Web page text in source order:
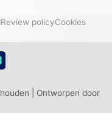
Review policyCookies
| Ontworpen door